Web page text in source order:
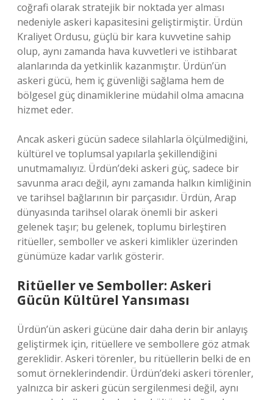
coğrafi olarak stratejik bir noktada yer alması
nedeniyle askeri kapasitesini geliştirmiştir. Ürdün
Kraliyet Ordusu, güçlü bir kara kuvvetine sahip
olup, aynı zamanda hava kuvvetleri ve istihbarat
alanlarında da yetkinlik kazanmıştır. Ürdün’ün
askeri gücü, hem iç güvenliği sağlama hem de
bölgesel güç dinamiklerine müdahil olma amacına
hizmet eder.
Ancak askeri gücün sadece silahlarla ölçülmediğini,
kültürel ve toplumsal yapılarla şekillendiğini
unutmamalıyız. Ürdün’deki askeri güç, sadece bir
savunma aracı değil, aynı zamanda halkın kimliğinin
ve tarihsel bağlarının bir parçasıdır. Ürdün, Arap
dünyasında tarihsel olarak önemli bir askeri
gelenek taşır; bu gelenek, toplumu birleştiren
ritüeller, semboller ve askeri kimlikler üzerinden
günümüze kadar varlık gösterir.
Ritüeller ve Semboller: Askeri
Gücün Kültürel Yansıması
Ürdün’ün askeri gücüne dair daha derin bir anlayış
geliştirmek için, ritüellere ve sembollere göz atmak
gereklidir. Askeri törenler, bu ritüellerin belki de en
somut örneklerindendir. Ürdün’deki askeri törenler,
yalnızca bir askeri gücün sergilenmesi değil, aynı